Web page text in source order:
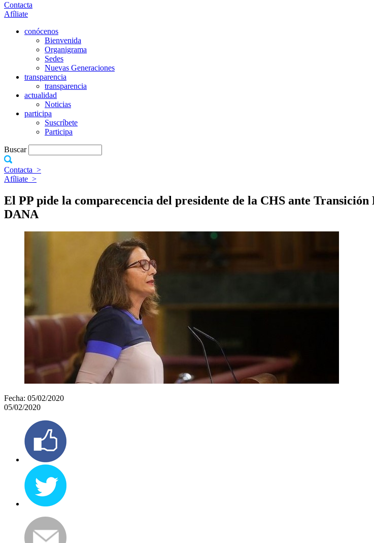
Contacta
Afíliate
conócenos
Bienvenida
Organigrama
Sedes
Nuevas Generaciones
transparencia
transparencia
actualidad
Noticias
participa
Suscríbete
Participa
Buscar
Contacta >
Afíliate >
El PP pide la comparecencia del presidente de la CHS ante
DANA
Fecha: 05/02/2020
05/02/2020